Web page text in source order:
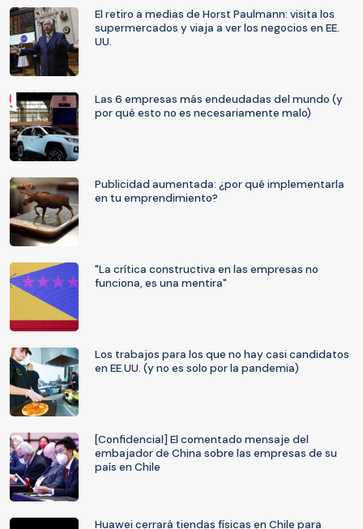
El retiro a medias de Horst Paulmann: visita los
supermercados y viaja a ver los negocios en EE.
UU.
Las 6 empresas más endeudadas del mundo (y
por qué esto no es necesariamente malo)
Publicidad aumentada: ¿por qué implementarla
en tu emprendimiento?
"La crítica constructiva en las empresas no
funciona, es una mentira"
Los trabajos para los que no hay casi candidatos
en EE.UU. (y no es solo por la pandemia)
[Confidencial] El comentado mensaje del
embajador de China sobre las empresas de su
país en Chile
Huawei cerrará tiendas físicas en Chile para